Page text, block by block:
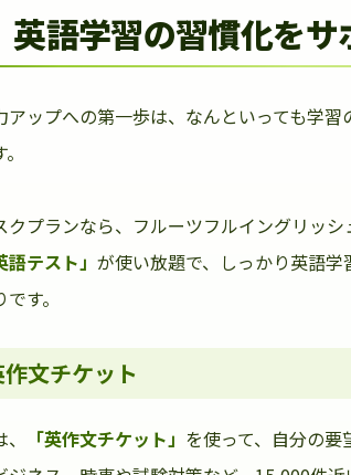
英語学習の習慣化をサ
アップへの第一歩は、なんといっても学
クプランなら、フルーツフルイングリッシ
テスト」 が使い放題で、しっかり英語
す。
作文チケット
「英作文チケット」 を使って、自分の